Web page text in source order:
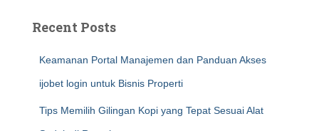
Recent Posts
Keamanan Portal Manajemen dan Panduan Akses
ijobet login untuk Bisnis Properti
Tips Memilih Gilingan Kopi yang Tepat Sesuai Alat